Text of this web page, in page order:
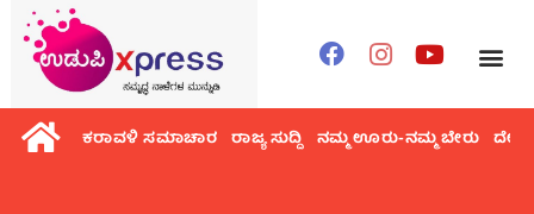
ಕರಾವಳಿ ಸಮಾಚಾರ ರಾಜ್ಯ ಸುದ್ದಿ ನಮ್ಮ ಊರು-ನಮ್ಮ ಬೇರು ದೇಶ